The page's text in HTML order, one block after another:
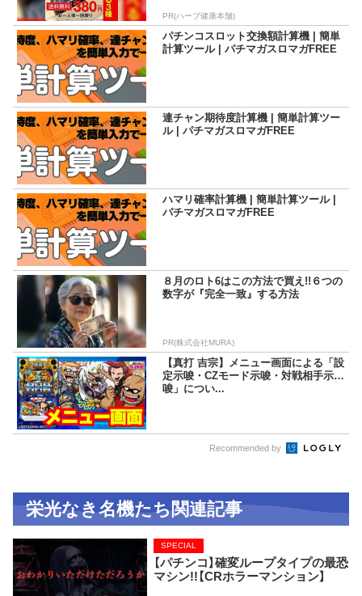
PR(ハーブ健康本舗)
パチンコスロット交換額計算機 | 簡単
計算ツール | パチマガスロマガFREE
連チャン期待度計算機 | 簡単計算ツー
ル | パチマガスロマガFREE
ハマリ確率計算機 | 簡単計算ツール |
パチマガスロマガFREE
８月のロト6はこの方法で買え!!６つの
数字が『完全一致』する方法
PR(株式会社MURA)
【真打 吉宗】メニュー画面による「設
定示唆・CZモード示唆・対戦相手示
唆」につい...
Recommended by
栄光なき名機たち関連記事
【パチンコ】確変ループタイプの最恐
マシン!!【CRホラーマンション】
SPECIAL